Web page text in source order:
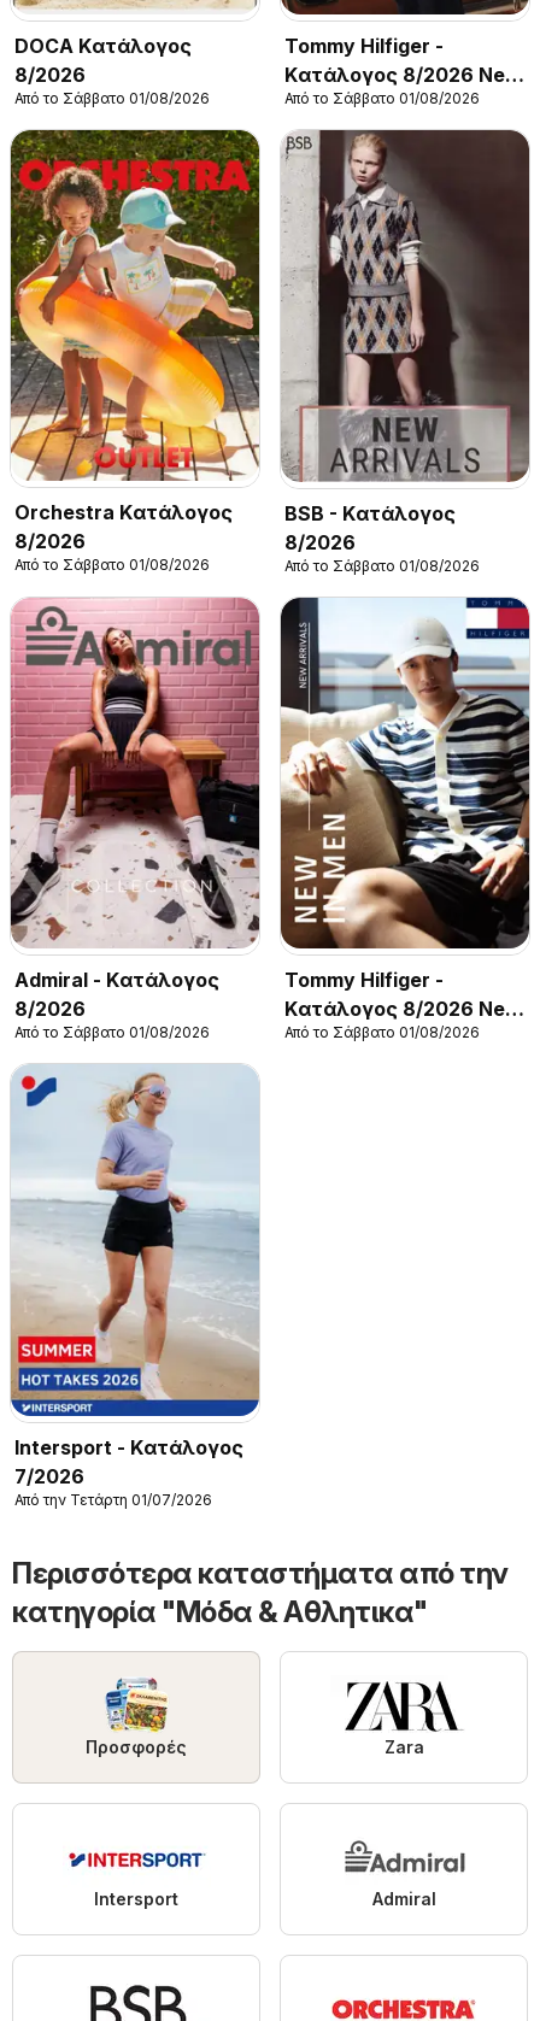
DOCA Kατάλογος
8/2026
Από το Σάββατο 01/08/2026
Tommy Hilfiger -
Kατάλογος 8/2026 New
in Women
Από το Σάββατο 01/08/2026
Orchestra Kατάλογος
8/2026
Από το Σάββατο 01/08/2026
BSB - Kατάλογος
8/2026
Από το Σάββατο 01/08/2026
Admiral - Kατάλογος
8/2026
Από το Σάββατο 01/08/2026
Tommy Hilfiger -
Kατάλογος 8/2026 New
in Men
Από το Σάββατο 01/08/2026
Intersport - Kατάλογος
7/2026
Από την Τετάρτη 01/07/2026
Περισσότερα καταστήματα από την
κατηγορία "Μόδα & Aθλητικα"
Προσφορές Zara
Intersport Admiral